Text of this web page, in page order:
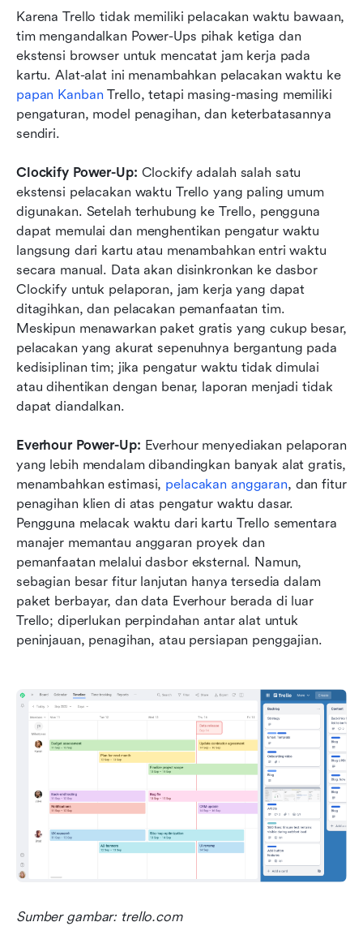
Karena Trello tidak memiliki pelacakan waktu bawaan,
tim mengandalkan Power-Ups pihak ketiga dan
ekstensi browser untuk mencatat jam kerja pada
kartu. Alat-alat ini menambahkan pelacakan waktu ke
papan Kanban Trello, tetapi masing-masing memiliki
pengaturan, model penagihan, dan keterbatasannya
sendiri.
Clockify Power-Up: Clockify adalah salah satu
ekstensi pelacakan waktu Trello yang paling umum
digunakan. Setelah terhubung ke Trello, pengguna
dapat memulai dan menghentikan pengatur waktu
langsung dari kartu atau menambahkan entri waktu
secara manual. Data akan disinkronkan ke dasbor
Clockify untuk pelaporan, jam kerja yang dapat
ditagihkan, dan pelacakan pemanfaatan tim.
Meskipun menawarkan paket gratis yang cukup besar,
pelacakan yang akurat sepenuhnya bergantung pada
kedisiplinan tim; jika pengatur waktu tidak dimulai
atau dihentikan dengan benar, laporan menjadi tidak
dapat diandalkan.
Everhour Power-Up: Everhour menyediakan pelaporan
yang lebih mendalam dibandingkan banyak alat gratis,
menambahkan estimasi, pelacakan anggaran, dan fitur
penagihan klien di atas pengatur waktu dasar.
Pengguna melacak waktu dari kartu Trello sementara
manajer memantau anggaran proyek dan
pemanfaatan melalui dasbor eksternal. Namun,
sebagian besar fitur lanjutan hanya tersedia dalam
paket berbayar, dan data Everhour berada di luar
Trello; diperlukan perpindahan antar alat untuk
peninjauan, penagihan, atau persiapan penggajian.
Sumber gambar: trello.com